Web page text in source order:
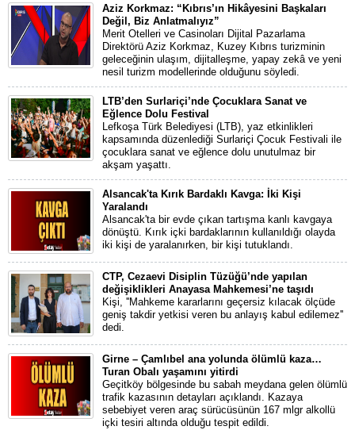
Aziz Korkmaz: “Kıbrıs’ın Hikâyesini Başkaları
Değil, Biz Anlatmalıyız”
Merit Otelleri ve Casinoları Dijital Pazarlama
Direktörü Aziz Korkmaz, Kuzey Kıbrıs turizminin
geleceğinin ulaşım, dijitalleşme, yapay zekâ ve yeni
nesil turizm modellerinde olduğunu söyledi.
LTB’den Surlariçi’nde Çocuklara Sanat ve
Eğlence Dolu Festival
Lefkoşa Türk Belediyesi (LTB), yaz etkinlikleri
kapsamında düzenlediği Surlariçi Çocuk Festivali ile
çocuklara sanat ve eğlence dolu unutulmaz bir
akşam yaşattı.
Alsancak'ta Kırık Bardaklı Kavga: İki Kişi
Yaralandı
Alsancak'ta bir evde çıkan tartışma kanlı kavgaya
dönüştü. Kırık içki bardaklarının kullanıldığı olayda
iki kişi de yaralanırken, bir kişi tutuklandı.
CTP, Cezaevi Disiplin Tüzüğü’nde yapılan
değişiklikleri Anayasa Mahkemesi’ne taşıdı
Kişi, ''Mahkeme kararlarını geçersiz kılacak ölçüde
geniş takdir yetkisi veren bu anlayış kabul edilemez''
dedi.
Girne – Çamlıbel ana yolunda ölümlü kaza…
Turan Obalı yaşamını yitirdi
Geçitköy bölgesinde bu sabah meydana gelen ölümlü
trafik kazasının detayları açıklandı. Kazaya
sebebiyet veren araç sürücüsünün 167 mlgr alkollü
içki tesiri altında olduğu tespit edildi.